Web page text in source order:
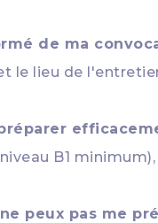
de ma
le lieu de
B1
peux pas me